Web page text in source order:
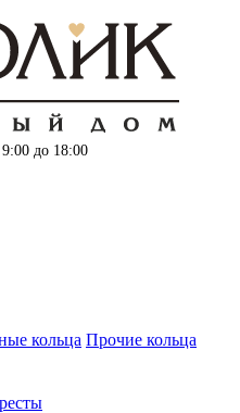
до 18:00
кольца Прочие кольца